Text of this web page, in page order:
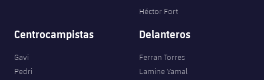
Héctor Fort
Centrocampistas
Gavi
Pedri
Delanteros
Ferran Torres
Lamine Yamal